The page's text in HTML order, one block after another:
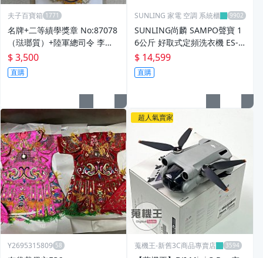
夫子百寶箱
名牌+二等績學獎章 No:87078
（琺瑯質）+陸軍總司令 李楨
林贈 榮譽徽
$ 3,500
直購
SUNLING 家電 空調 系統櫃
SUNLING尚麟 SAMPO聲寶 1
6公斤 好取式定頻洗衣機 ES-L
16V 折疊玻璃上蓋 冷風風乾 槽
洗淨 歡迎來電
$ 14,599
直購
Y2695315809
超人氣賣家
蒐機王-新舊3C商品專賣店